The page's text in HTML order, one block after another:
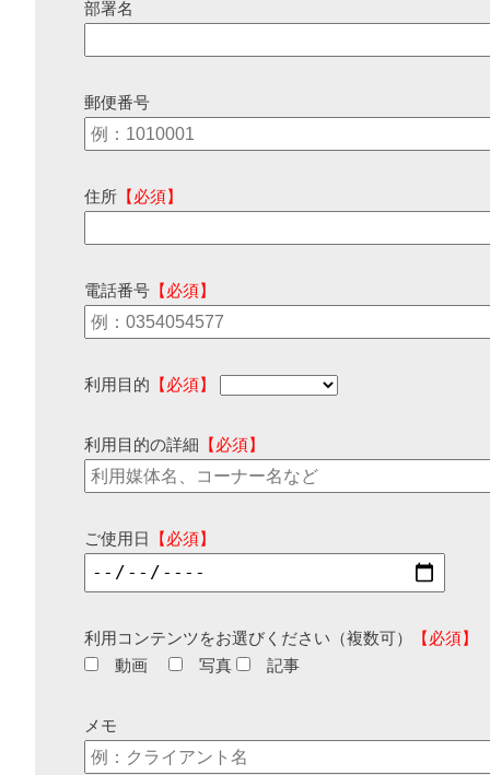
部署名
郵便番号
住所 【必須】
電話番号 【必須】
利用目的 【必須】
利用目的の詳細 【必須】
ご使用日 【必須】
利用コンテンツをお選びください（複数可）
【必須】
動画
写真 記事
メモ